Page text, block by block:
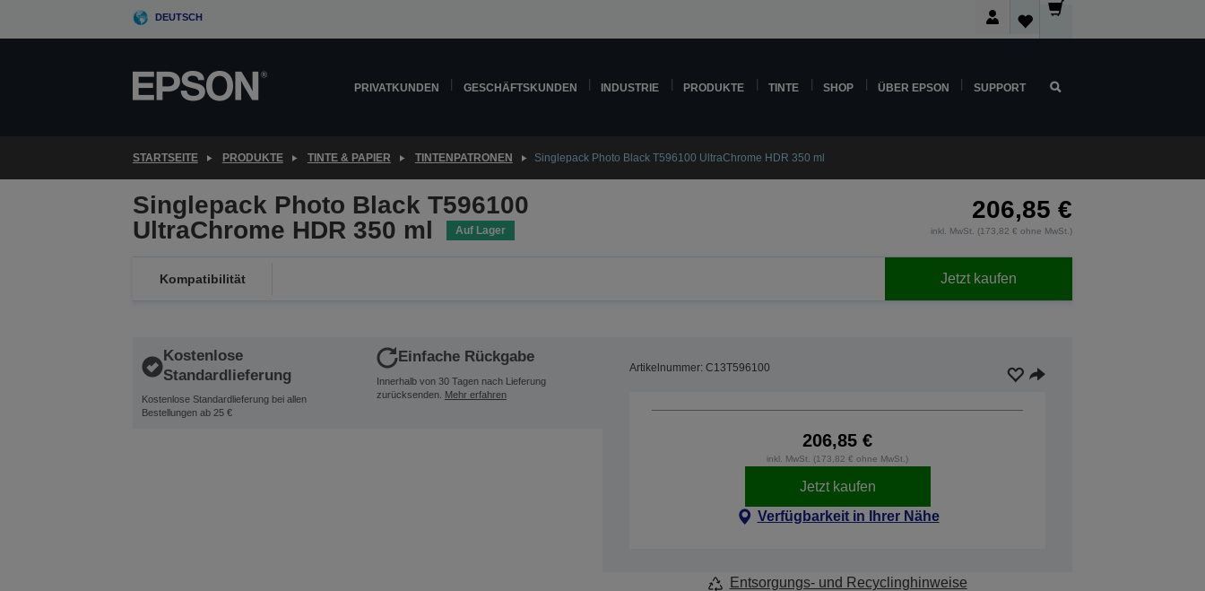
DEUTSCH
PRIVATKUNDEN GESCHÄFTSKUNDEN INDUSTRIE PRODUKTE TINTE SHOP ÜBER EPSON SUPPORT
STARTSEITE PRODUKTE TINTE & PAPIER TINTENPATRONEN Singlepack Photo Black T596100 UltraChrome HDR 350 ml
Singlepack Photo Black T596100
UltraChrome HDR 350 ml
Auf Lager
206,85 €
inkl. MwSt. (173,82 € ohne MwSt.)
Kompatibilität Jetzt kaufen
Kostenlose
Standardlieferung
Kostenlose Standardlieferung bei allen
Bestellungen ab 25 €
Einfache Rückgabe
Innerhalb von 30 Tagen nach Lieferung
zurücksenden. Mehr erfahren
Artikelnummer: C13T596100
206,85 €
inkl. MwSt. (173,82 € ohne MwSt.)
Jetzt kaufen
Verfügbarkeit in Ihrer Nähe
Entsorgungs- und Recyclinghinweise